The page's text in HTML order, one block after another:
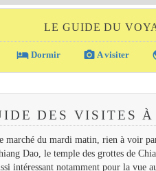
LE GUIDE DU
local_hotel Dormir photo_camera A visiter
DES VISITES
du mardi matin, rien à voir
Dao, le temple des grottes de
intéressant notamment pour la vue